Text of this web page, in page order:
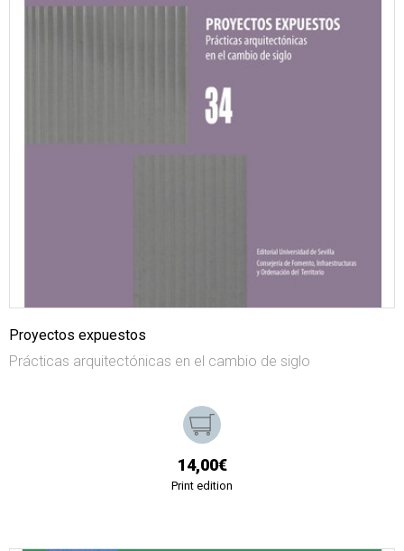
Proyectos expuestos
Prácticas arquitectónicas en el cambio de siglo
14,00€
Print edition